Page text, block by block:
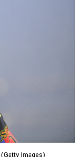
Images)